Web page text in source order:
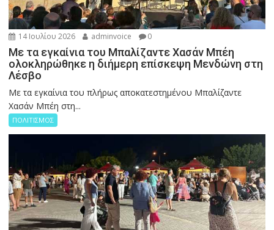
14 Ιουλίου 2026 adminvoice 0
Με τα εγκαίνια του Μπαλίζαντε Χασάν Μπέη
ολοκληρώθηκε η διήμερη επίσκεψη Μενδώνη στη
Λέσβο
Με τα εγκαίνια του πλήρως αποκατεστημένου Μπαλίζαντε
Χασάν Μπέη στη...
ΠΟΛΙΤΙΣΜΟΣ